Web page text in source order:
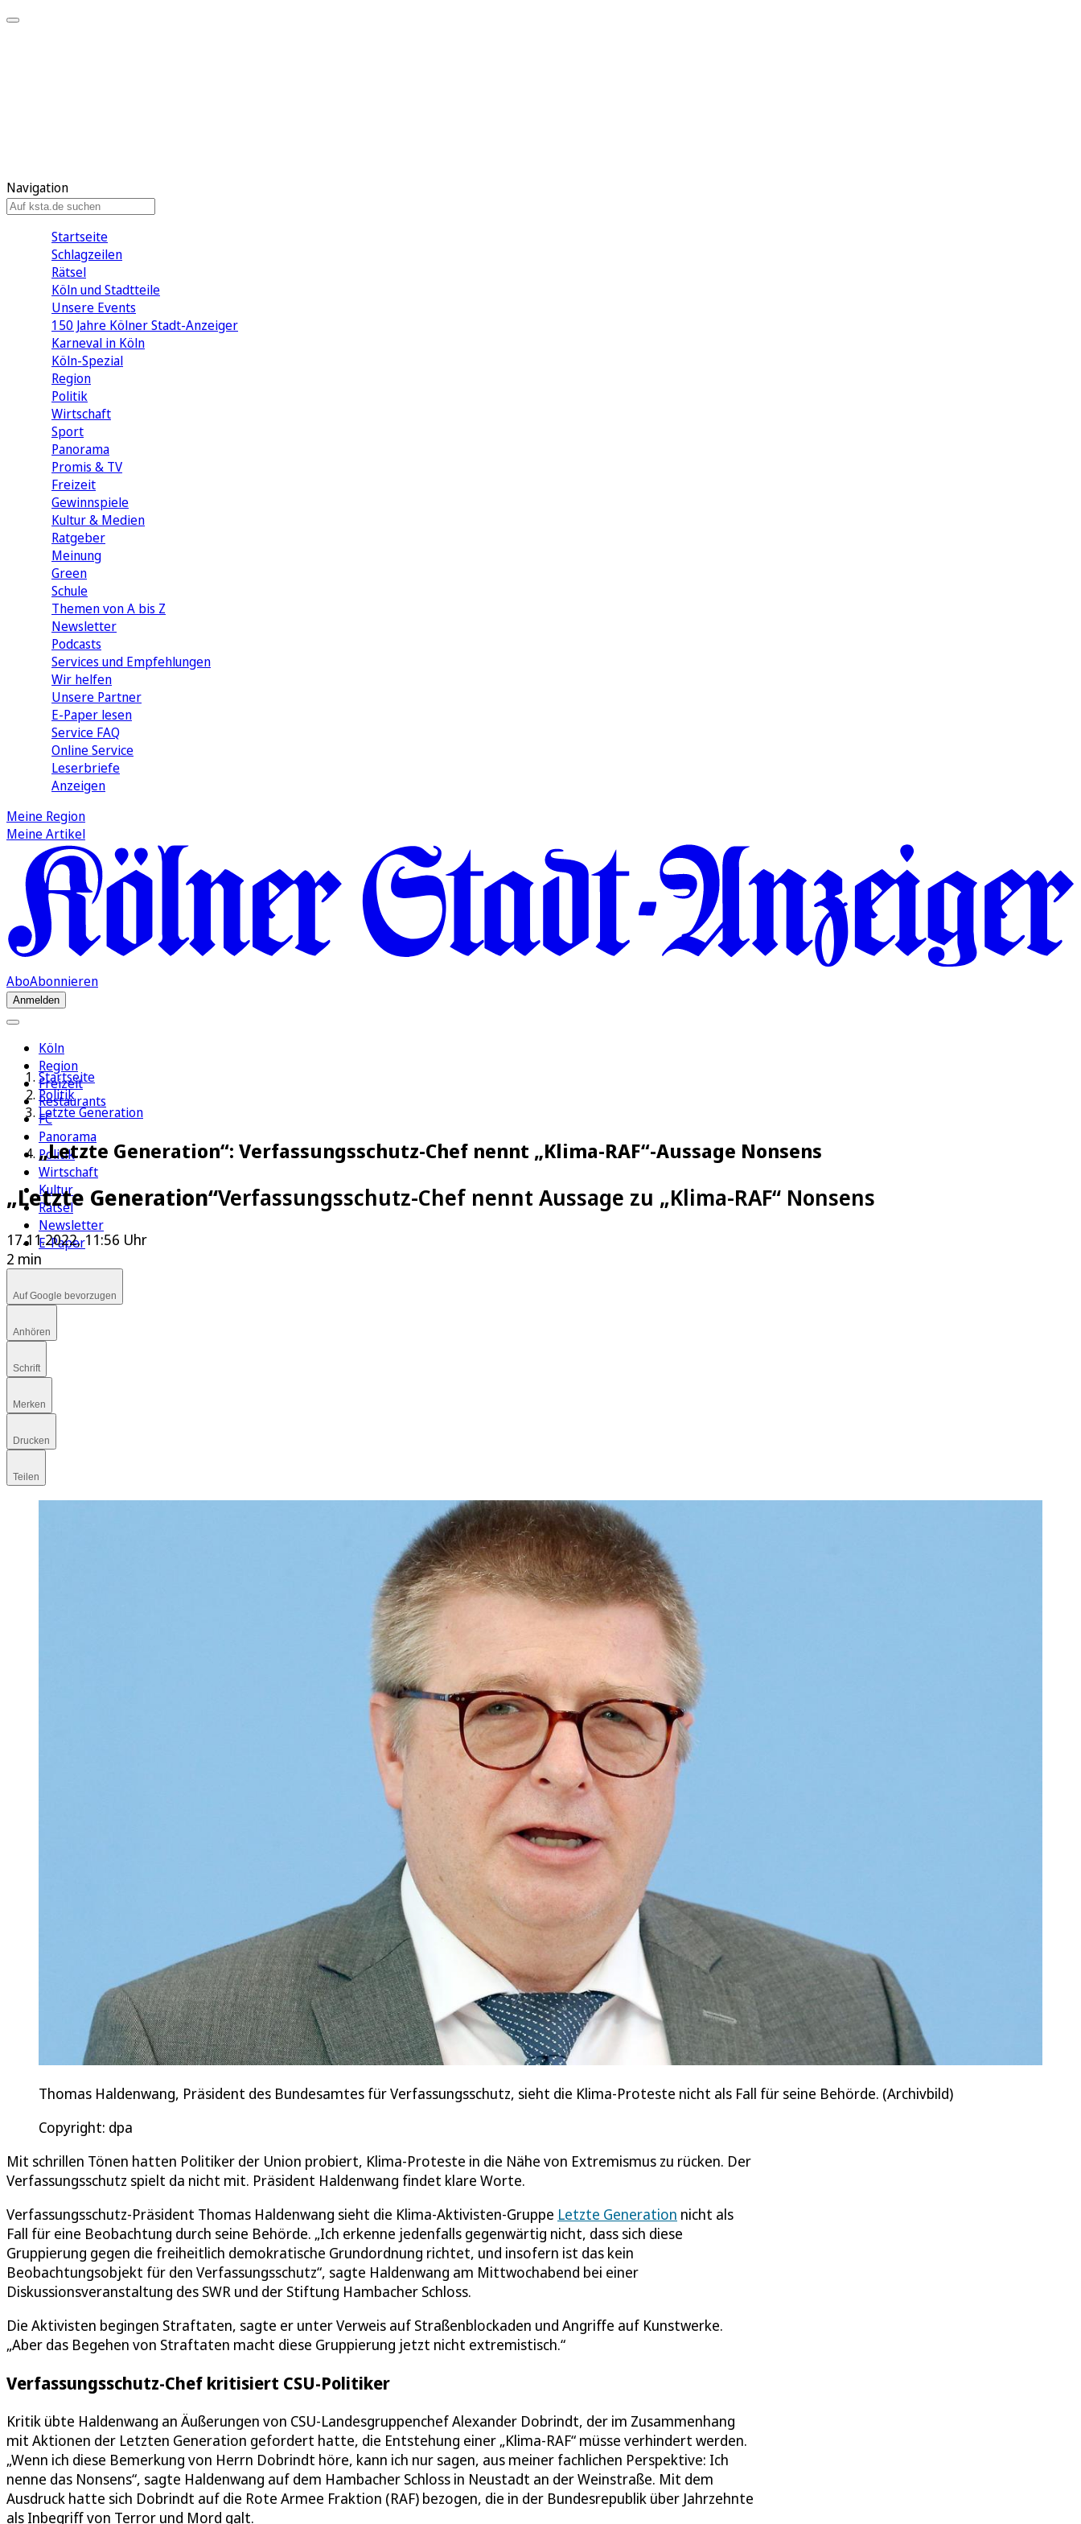
Navigation
Startseite
Schlagzeilen
Rätsel
Köln und Stadtteile
Unsere Events
150 Jahre Kölner Stadt-Anzeiger
Karneval in Köln
Köln-Spezial
Region
Politik
Wirtschaft
Sport
Panorama
Promis & TV
Freizeit
Gewinnspiele
Kultur & Medien
Ratgeber
Meinung
Green
Schule
Themen von A bis Z
Newsletter
Podcasts
Services und Empfehlungen
Wir helfen
Unsere Partner
E-Paper lesen
Service FAQ
Online Service
Leserbriefe
Anzeigen
Meine Region
Meine Artikel
AboAbonnieren
Anmelden
Köln
Region
Freizeit
Restaurants
FC
Panorama
Politik
Wirtschaft
Kultur
Rätsel
Newsletter
E-Paper
Startseite
Politik
Letzte Generation
„Letzte Generation“: Verfassungsschutz-Chef nennt „Klima-RAF“-Aussage Nonsens
„Letzte Generation“Verfassungsschutz-Chef nennt Aussage zu „Klima-RAF“ Nonsens
17.11.2022, 11:56 Uhr
2 min
Auf Google bevorzugen
Anhören
Schrift
Merken
Drucken
Teilen
Thomas Haldenwang, Präsident des Bundesamtes für Verfassungsschutz, sieht die Klima-Proteste nicht als Fall für seine Behörde. (Archivbild)
Copyright: dpa
Mit schrillen Tönen hatten Politiker der Union probiert, Klima-Proteste in die Nähe von Extremismus zu rücken. Der
Verfassungsschutz spielt da nicht mit. Präsident Haldenwang findet klare Worte.
Verfassungsschutz-Präsident Thomas Haldenwang sieht die Klima-Aktivisten-Gruppe Letzte Generation nicht als
Fall für eine Beobachtung durch seine Behörde. „Ich erkenne jedenfalls gegenwärtig nicht, dass sich diese
Gruppierung gegen die freiheitlich demokratische Grundordnung richtet, und insofern ist das kein
Beobachtungsobjekt für den Verfassungsschutz“, sagte Haldenwang am Mittwochabend bei einer
Diskussionsveranstaltung des SWR und der Stiftung Hambacher Schloss.
Die Aktivisten begingen Straftaten, sagte er unter Verweis auf Straßenblockaden und Angriffe auf Kunstwerke.
„Aber das Begehen von Straftaten macht diese Gruppierung jetzt nicht extremistisch.“
Verfassungsschutz-Chef kritisiert CSU-Politiker
Kritik übte Haldenwang an Äußerungen von CSU-Landesgruppenchef Alexander Dobrindt, der im Zusammenhang
mit Aktionen der Letzten Generation gefordert hatte, die Entstehung einer „Klima-RAF“ müsse verhindert werden.
„Wenn ich diese Bemerkung von Herrn Dobrindt höre, kann ich nur sagen, aus meiner fachlichen Perspektive: Ich
nenne das Nonsens“, sagte Haldenwang auf dem Hambacher Schloss in Neustadt an der Weinstraße. Mit dem
Ausdruck hatte sich Dobrindt auf die Rote Armee Fraktion (RAF) bezogen, die in der Bundesrepublik über Jahrzehnte
als Inbegriff von Terror und Mord galt.